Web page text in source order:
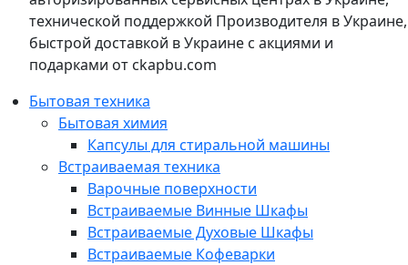
технической поддержкой Производителя в Украине,
быстрой доставкой в Украине с акциями и
подарками от ckapbu.com
Бытовая техника
Бытовая химия
Капсулы для стиральной машины
Встраиваемая техника
Варочные поверхности
Встраиваемые Винные Шкафы
Встраиваемые Духовые Шкафы
Встраиваемые Кофеварки